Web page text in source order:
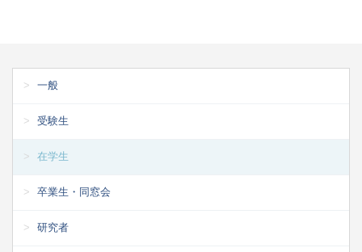
一般
受験生
在学生
卒業生・同窓会
研究者